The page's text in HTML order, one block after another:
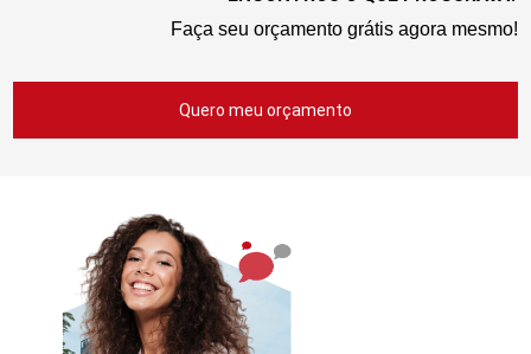
Faça seu orçamento grátis agora mesmo!
Quero meu orçamento